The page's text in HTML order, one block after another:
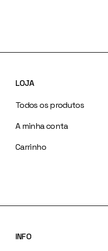
LOJA
Todos os produtos
A minha conta
Carrinho
INFO